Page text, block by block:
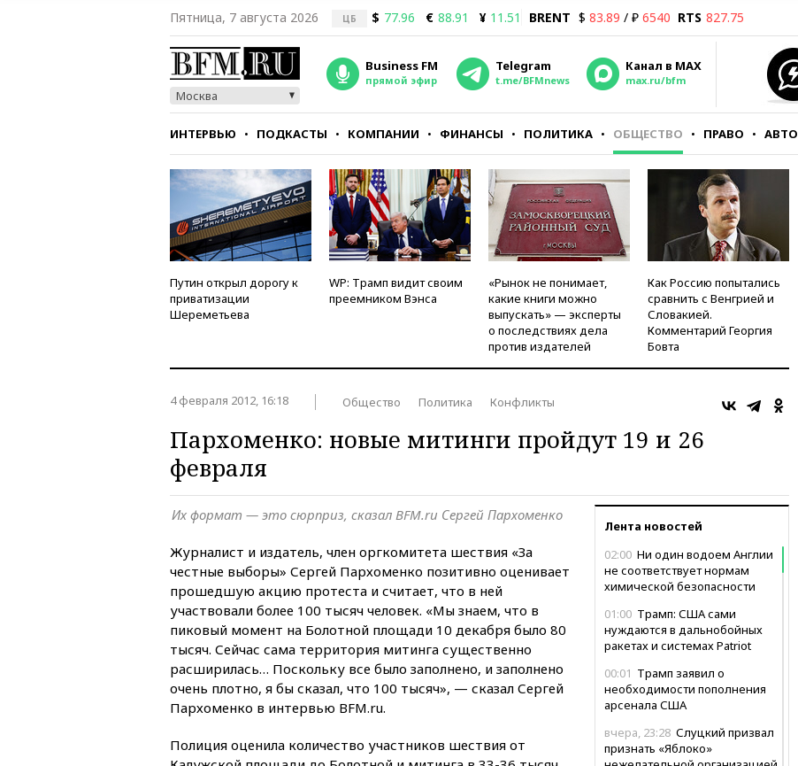
Пятница, 7 августа 2026 ЦБ $ 77.96 € 88.91 ¥ 11.51 BRENT $ 83.89 / ₽ 6540 RTS 827.75
Москва
Business FM
прямой эфир
Telegram
t.me/BFMnews
Канал в MAX
max.ru/bfm
ИНТЕРВЬЮ ПОДКАСТЫ КОМПАНИИ ФИНАНСЫ ПОЛИТИКА ОБЩЕСТВО ПРАВО АВТО
СТИЛЬ ТЕСТЫ
Путин открыл дорогу к
приватизации
Шереметьева
WP: Трамп видит своим
преемником Вэнса
«Рынок не понимает,
какие книги можно
выпускать» — эксперты
о последствиях дела
против издателей
Как Россию попытались
сравнить с Венгрией и
Словакией.
Комментарий Георгия
Бовта
4 февраля 2012, 16:18 Общество Политика Конфликты
Пархоменко: новые митинги пройдут 19 и 26
февраля
Лента новостей
02:00 Ни один водоем Англии
не соответствует нормам
химической безопасности
01:00 Трамп: США сами
нуждаются в дальнобойных
ракетах и системах Patriot
00:01 Трамп заявил о
необходимости пополнения
арсенала США
вчера, 23:28 Слуцкий призвал
признать «Яблоко»
Их формат — это сюрприз, сказал BFM.ru Сергей Пархоменко
Журналист и издатель, член оргкомитета шествия «За
честные выборы» Сергей Пархоменко позитивно оценивает
прошедшую акцию протеста и считает, что в ней
участвовали более 100 тысяч человек. «Мы знаем, что в
пиковый момент на Болотной площади 10 декабря было 80
тысяч. Сейчас сама территория митинга существенно
расширилась… Поскольку все было заполнено, и заполнено
очень плотно, я бы сказал, что 100 тысяч», — сказал Сергей
Пархоменко в интервью BFM.ru.
Полиция оценила количество участников шествия от